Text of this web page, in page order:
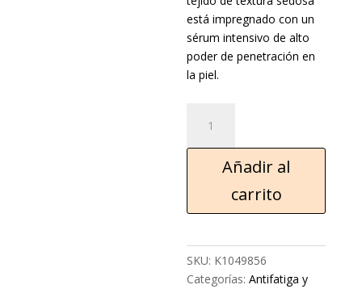
está impregnado con un
sérum intensivo de alto
poder de penetración en
la piel.
Añadir al
carrito
SKU: K1049856
Categorías:Antifatiga y